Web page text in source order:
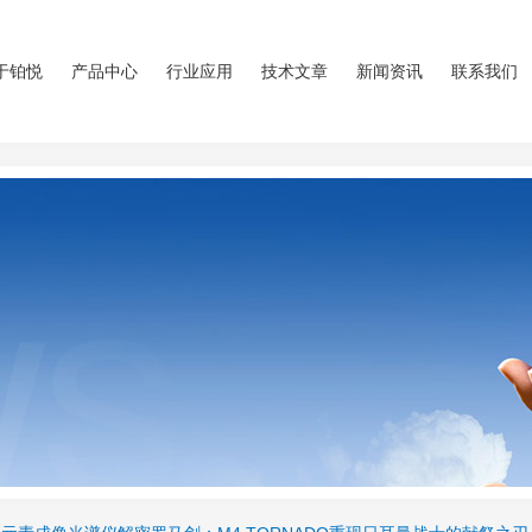
铂悦 产品中心 行业应用 技术文章 新闻资讯 联系我们